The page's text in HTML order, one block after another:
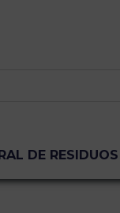
DE RESIDUOS